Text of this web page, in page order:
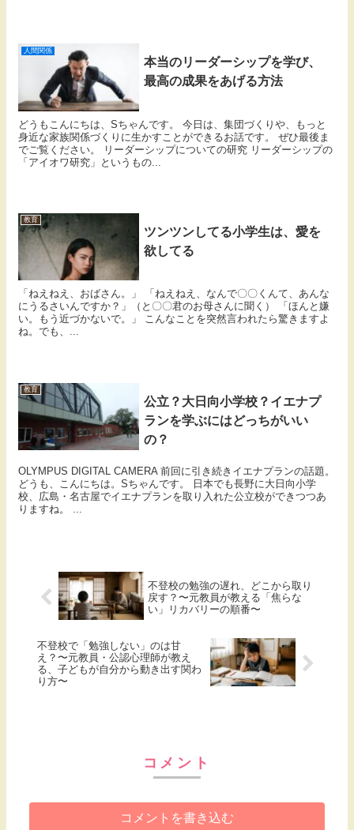
人間関係
本当のリーダーシップを学び、
最高の成果をあげる方法
どうもこんにちは、Sちゃんです。 今日は、集団づくりや、もっと
身近な家族関係づくりに生かすことができるお話です。 ぜひ最後ま
でご覧ください。 リーダーシップについての研究 リーダーシップの
「アイオワ研究」というもの...
教育
ツンツンしてる小学生は、愛を
欲してる
「ねえねえ、おばさん。」 「ねえねえ、なんで〇〇くんて、あんな
にうるさいんですか？」（と〇〇君のお母さんに聞く） 「ほんと嫌
い。もう近づかないで。」 こんなことを突然言われたら驚きますよ
ね。でも、...
教育
公立？大日向小学校？イエナプ
ランを学ぶにはどっちがいい
の？
OLYMPUS DIGITAL CAMERA 前回に引き続きイエナプランの話題。
どうも、こんにちは。Sちゃんです。 日本でも長野に大日向小学
校、広島・名古屋でイエナプランを取り入れた公立校ができつつあ
りますね。 ...
不登校の勉強の遅れ、どこから取り
戻す？〜元教員が教える「焦らな
い」リカバリーの順番〜
不登校で「勉強しない」のは甘
え？〜元教員・公認心理師が教え
る、子どもが自分から動き出す関わ
り方〜
コメント
コメントを書き込む